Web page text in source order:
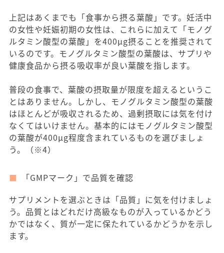
上記はあくまでも「食事から摂る葉酸」です。妊活中
の女性や妊娠初期の女性は、これらに加えて「モノグ
ルタミン酸型の葉酸」を400μg摂ることを推奨されて
いるのです。モノグルタミン酸型の葉酸は、サプリや
健康食品から摂る吸収率が良い葉酸を指します。
普段の食事で、葉酸の摂取量が限度を超えるというこ
とはありません。しかし、モノグルタミン酸型の葉酸
はほとんどが吸収されるため、過剰摂取には気を付け
なくてはいけません。基本的にはモノグルタミン酸型
の葉酸が400μg程度含まれているものを選びましょ
う。（※4）
「GMPマーク」で品質を確認
サプリメントを選ぶときは「品質」に気を付けましょ
う。品質とはどれだけ高級なものが入っているかどう
かではなく、質が一定に保たれているかどうかを示し
ます。